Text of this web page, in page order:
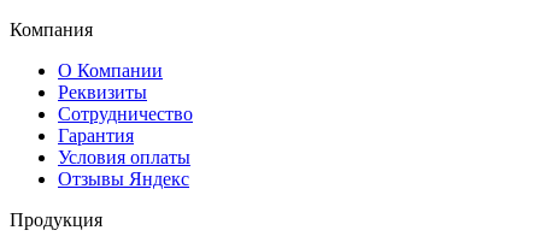
Компания
О Компании
Реквизиты
Сотрудничество
Гарантия
Условия оплаты
Отзывы Яндекс
Продукция